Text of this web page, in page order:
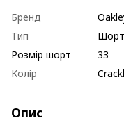
Бренд
Тип
Розмір шорт
33
Колір
Опис